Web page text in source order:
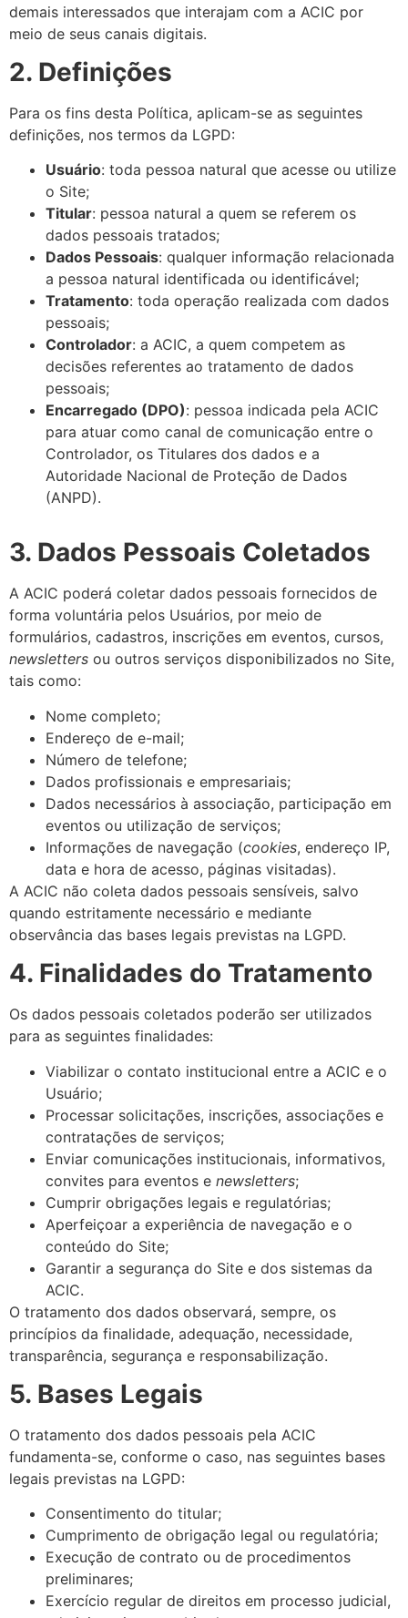
demais interessados que interajam com a ACIC por
meio de seus canais digitais.
2. Definições
Para os fins desta Política, aplicam-se as seguintes
definições, nos termos da LGPD:
Usuário: toda pessoa natural que acesse ou utilize
o Site;
Titular: pessoa natural a quem se referem os
dados pessoais tratados;
Dados Pessoais: qualquer informação relacionada
a pessoa natural identificada ou identificável;
Tratamento: toda operação realizada com dados
pessoais;
Controlador: a ACIC, a quem competem as
decisões referentes ao tratamento de dados
pessoais;
Encarregado (DPO): pessoa indicada pela ACIC
para atuar como canal de comunicação entre o
Controlador, os Titulares dos dados e a
Autoridade Nacional de Proteção de Dados
(ANPD).
3. Dados Pessoais Coletados
A ACIC poderá coletar dados pessoais fornecidos de
forma voluntária pelos Usuários, por meio de
formulários, cadastros, inscrições em eventos, cursos,
newsletters ou outros serviços disponibilizados no Site,
tais como:
Nome completo;
Endereço de e-mail;
Número de telefone;
Dados profissionais e empresariais;
Dados necessários à associação, participação em
eventos ou utilização de serviços;
Informações de navegação (cookies, endereço IP,
data e hora de acesso, páginas visitadas).
A ACIC não coleta dados pessoais sensíveis, salvo
quando estritamente necessário e mediante
observância das bases legais previstas na LGPD.
4. Finalidades do Tratamento
Os dados pessoais coletados poderão ser utilizados
para as seguintes finalidades:
Viabilizar o contato institucional entre a ACIC e o
Usuário;
Processar solicitações, inscrições, associações e
contratações de serviços;
Enviar comunicações institucionais, informativos,
convites para eventos e newsletters;
Cumprir obrigações legais e regulatórias;
Aperfeiçoar a experiência de navegação e o
conteúdo do Site;
Garantir a segurança do Site e dos sistemas da
ACIC.
O tratamento dos dados observará, sempre, os
princípios da finalidade, adequação, necessidade,
transparência, segurança e responsabilização.
5. Bases Legais
O tratamento dos dados pessoais pela ACIC
fundamenta-se, conforme o caso, nas seguintes bases
legais previstas na LGPD:
Consentimento do titular;
Cumprimento de obrigação legal ou regulatória;
Execução de contrato ou de procedimentos
preliminares;
Exercício regular de direitos em processo judicial,